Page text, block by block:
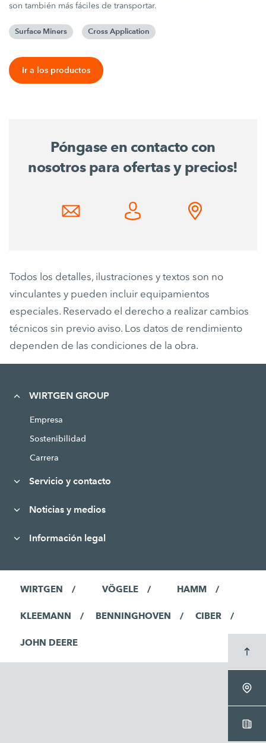
son también más fáciles de transportar.
Surface Miners Cross Application
Ir a los productos
Póngase en contacto con
nosotros para ofertas y precios!
Todos los detalles, ilustraciones y textos son no
vinculantes y pueden incluir equipamientos
especiales. Reservado el derecho a realizar cambios
técnicos sin previo aviso. Los datos de rendimiento
dependen de las condiciones de la obra.
WIRTGEN GROUP
Empresa
Sostenibilidad
Carrera
Servicio y contacto
Noticias y medios
Información legal
WIRTGEN VÖGELE HAMM
KLEEMANN BENNINGHOVEN CIBER
JOHN DEERE